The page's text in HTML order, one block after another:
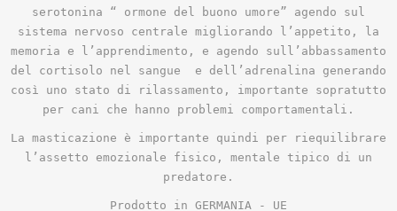
serotonina “ ormone del buono umore” agendo sul
sistema nervoso centrale migliorando l’appetito, la
memoria e l’apprendimento, e agendo sull’abbassamento
del cortisolo nel sangue
e dell’adrenalina generando
così uno stato di rilassamento, importante sopratutto
per cani che hanno problemi comportamentali.
La masticazione è importante quindi per riequilibrare
l’assetto emozionale fisico, mentale tipico di un
predatore.
Prodotto in GERMANIA - UE